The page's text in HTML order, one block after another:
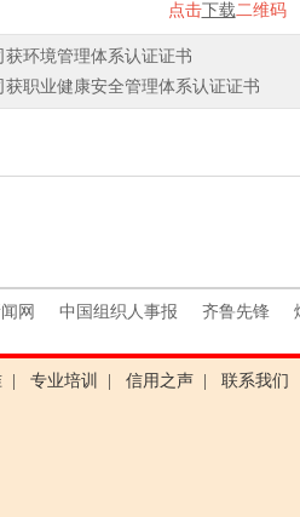
点击下载二维码
环境管理体系认证证书
职业健康安全管理体系认证证书
网 中国组织人事报 齐鲁先锋
专业培训 信用之声
联系我们